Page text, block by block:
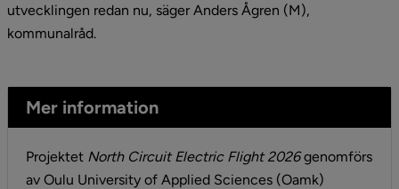
utvecklingen redan nu, säger Anders Ågren (M),
kommunalråd.
Mer information
Projektet North Circuit Electric Flight 2026 genomförs
av Oulu University of Applied Sciences (Oamk)